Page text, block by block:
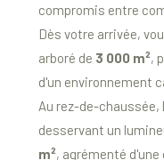
compromis entre
Dès votre arrivée,
arboré de 3 000 m²,
d'un environnement
Au rez-de-chaussée,
desservant un
m², agrémenté